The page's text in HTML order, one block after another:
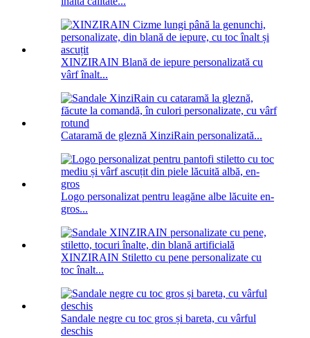
XINZIRAIN Blană de iepure personalizată cu
vârf înalt...
Cataramă de gleznă XinziRain personalizată...
Logo personalizat pentru leagăne albe lăcuite en-
gros...
XINZIRAIN Stiletto cu pene personalizate cu
toc înalt...
Sandale negre cu toc gros și bareta, cu vârful
deschis